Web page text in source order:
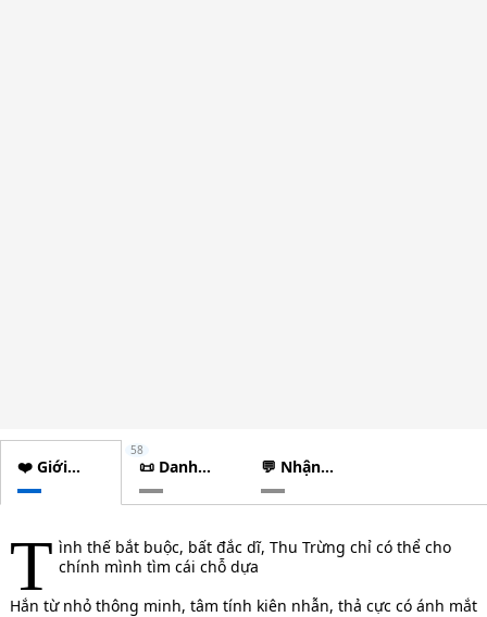
❤️ Giới
thiệu
📜 Danh
sách
chương
58
💬 Nhận
xét
T ình thế bắt buộc, bất đắc dĩ, Thu Trừng chỉ có thể cho
chính mình tìm cái chỗ dựa
Hắn từ nhỏ thông minh, tâm tính kiên nhẫn, thả cực có ánh mắt